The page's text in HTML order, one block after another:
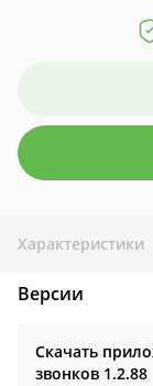
Характеристики
Версии
Скачать
звонков 1.2.88